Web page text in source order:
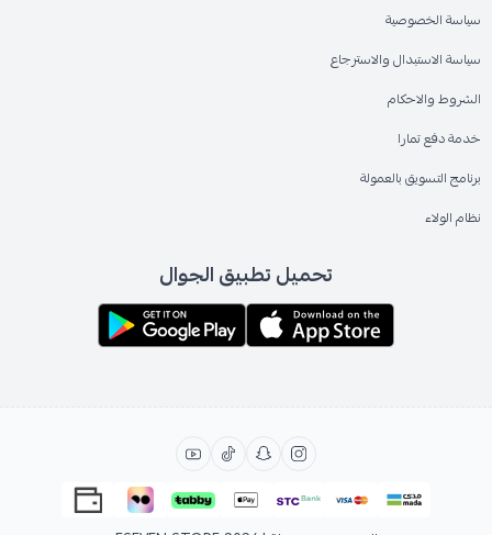
سياسة الخصوصية
سياسة الاستبدال والاسترجاع
الشروط والاحكام
خدمة دفع تمارا
برنامج التسويق بالعمولة
نظام الولاء
تحميل تطبيق الجوال